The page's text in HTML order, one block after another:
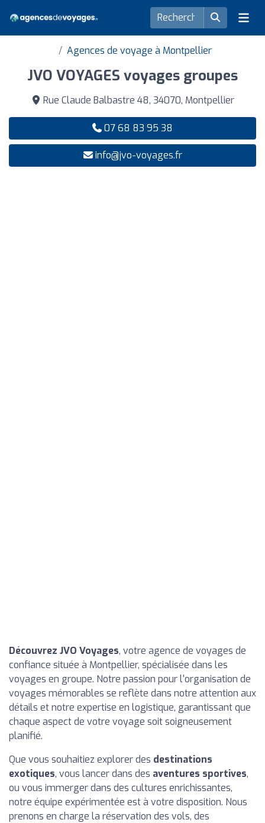
Agences de voyage à Montpellier
JVO VOYAGES voyages groupes
Rue Claude Balbastre 48, 34070, Montpellier
07 68 83 95 38
info@jvo-voyages.fr
Découvrez JVO Voyages, votre agence de voyages de
confiance située à Montpellier, spécialisée dans les
voyages en groupe. Notre passion pour l'organisation de
voyages mémorables se reflète dans notre attention aux
détails et notre expertise en logistique, garantissant que
chaque aspect de votre voyage soit soigneusement
planifié.
Que vous souhaitiez explorer des destinations
exotiques, vous lancer dans des aventures sportives,
ou vous immerger dans des cultures enrichissantes,
notre équipe expérimentée est à votre disposition. Nous
prenons en charge la réservation des vols, des